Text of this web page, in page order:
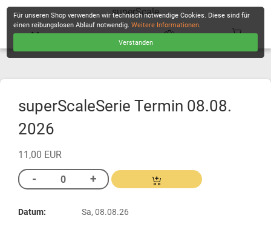
superScale
superScaleSerie Termin 08.08.
2026
11,00 EUR
Datum: Sa, 08.08.26
Für unseren Shop verwenden wir technisch notwendige Cookies. Diese sind für
einen reibungslosen Ablauf notwendig.Weitere Informationen.
Verstanden